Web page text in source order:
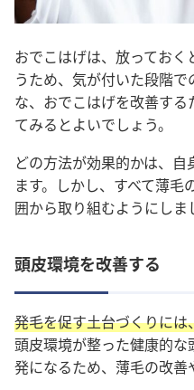
おでこはげは、放ってお
うため、気が付いた段階
な、おでこはげを改善す
てみるとよいでしょう。
どの方法が効果的かは、
ます。しかし、すべて薄
囲から取り組むようにしま
頭皮環境を改善する
発毛を促す土台づくりに
頭皮環境が整った健康的
発になるため、薄毛の改善